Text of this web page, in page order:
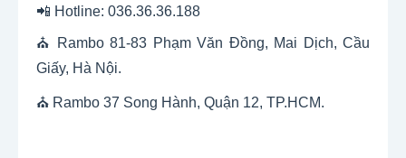
📲 Hotline: 036.36.36.188
⛪ Rambo 81-83 Phạm Văn Đồng, Mai Dịch, Cầu
Giấy, Hà Nội.
⛪ Rambo 37 Song Hành, Quận 12, TP.HCM.